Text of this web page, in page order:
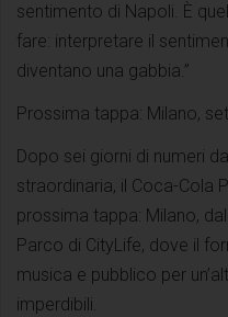
sentimento di Napoli. È
fare: interpretare il
diventano una gabbia.”
Prossima tappa: Milano,
Dopo sei giorni di numeri
straordinaria, il Coca-Cola
prossima tappa: Milano,
Parco di CityLife, dove il
musica e pubblico per
imperdibili.